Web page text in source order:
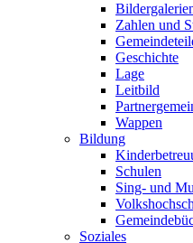
Zahlen und
Geschichte
Lage
Leitbild
Wappen
Bildung
Schulen
Sing- und
Soziales